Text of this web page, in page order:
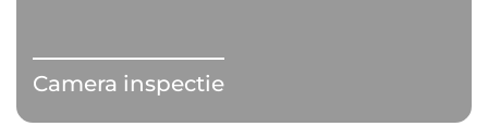
Camera inspectie